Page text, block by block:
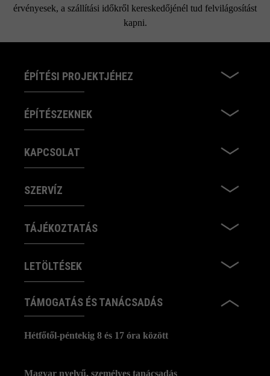
érvényesek, a szállítási időkről kereskedőjénél tud felvilágosítást
kapni.
ÉPÍTÉSI PROJEKTJÉHEZ
ÉPÍTÉSZEKNEK
KAPCSOLAT
SZERVÍZ
TÁJÉKOZTATÁS
LETÖLTÉSEK
TÁMOGATÁS ÉS TANÁCSADÁS
Hétfőtől-péntekig 8 és 17 óra között
Magyar nyelvű, személyes tanácsadás